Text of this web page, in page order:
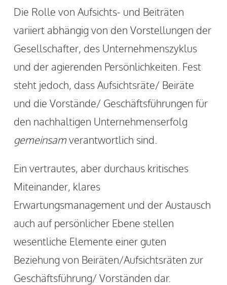
Die Rolle von Aufsichts- und Beiträten
variiert abhängig von den Vorstellungen der
Gesellschafter, des Unternehmenszyklus
und der agierenden Persönlichkeiten. Fest
steht jedoch, dass Aufsichtsräte/ Beiräte
und die Vorstände/ Geschäftsführungen für
den nachhaltigen Unternehmenserfolg
gemeinsamverantwortlich sind.
Ein vertrautes, aber durchaus kritisches
Miteinander, klares
Erwartungsmanagement und der Austausch
auch auf persönlicher Ebene stellen
wesentliche Elemente einer guten
Beziehung von Beiräten/Aufsichtsräten zur
Geschäftsführung/ Vorständen dar.